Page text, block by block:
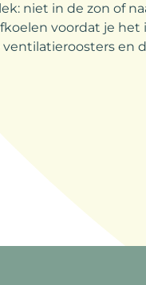
niet in de zon of
voordat je het
en